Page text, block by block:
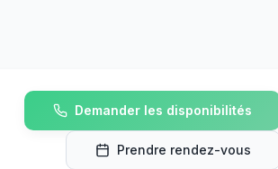
Demander les disponibilités
Prendre rendez-vous